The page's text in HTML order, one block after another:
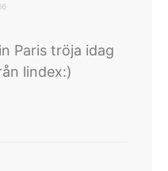
Paris tröja idag
lindex:)